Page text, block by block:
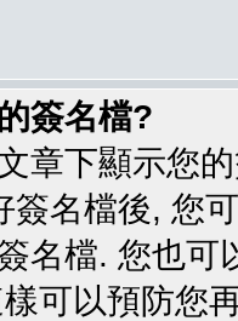
簽名檔?
章下顯示您
簽名檔後, 您
名檔. 您也
可以預防您